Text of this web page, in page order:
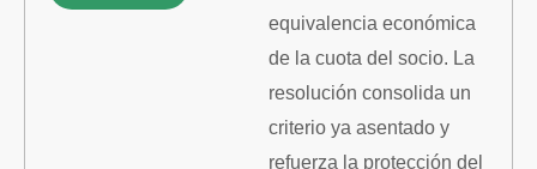
equivalencia económica
de la cuota del socio. La
resolución consolida un
criterio ya asentado y
refuerza la protección del